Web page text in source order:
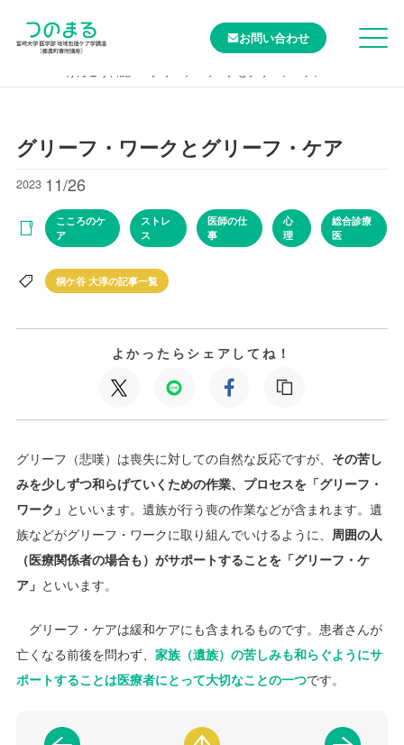
お問い合わせ
グリーフ・ワークとグリーフ・ケア
2023 11/26
こころのケ
ア
ストレ
ス
医師の仕
事
心
理
総合診療
医
桐ケ谷 大淳の記事一覧
よかったらシェアしてね！
グリーフ（悲嘆）は喪失に対しての自然な反応ですが、 その苦し
みを少しずつ和らげていくための作業、プロセスを「グリーフ・
ワーク」 といいます。遺族が行う喪の作業などが含まれます。遺
族などがグリーフ・ワークに取り組んでいけるように、 周囲の人
（医療関係者の場合も）がサポートすることを「グリーフ・ケ
ア」 といいます。
グリーフ・ケアは緩和ケアにも含まれるものです。患者さんが
亡くなる前後を問わず、 家族（遺族）の苦しみも和らぐようにサ
ポートすることは医療者にとって大切なことの一つです。